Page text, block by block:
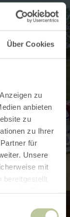
Über Cookies
zu
anbieten
zu
zu Ihrer
für
Unsere
mit
bereitgestellt